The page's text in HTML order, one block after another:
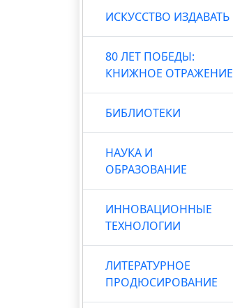
ИСКУССТВО ИЗДАВАТЬ
80 ЛЕТ ПОБЕДЫ:
КНИЖНОЕ ОТРАЖЕНИЕ
БИБЛИОТЕКИ
НАУКА И
ОБРАЗОВАНИЕ
ИННОВАЦИОННЫЕ
ТЕХНОЛОГИИ
ЛИТЕРАТУРНОЕ
ПРОДЮСИРОВАНИЕ